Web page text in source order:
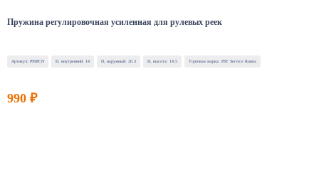
Пружина регулировочная усиленная для рулевых реек
Артикул: PSSPCN D, внутренний: 14 D, наружный: 20.3 H, высота: 14.5 Торговая марка: PST Service Russia
990 ₽